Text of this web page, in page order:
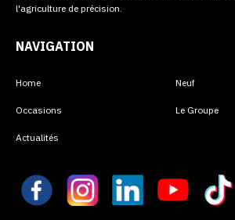
l'agriculture de précision.
NAVIGATION
Home Neuf
Occasions Le Groupe
Actualités